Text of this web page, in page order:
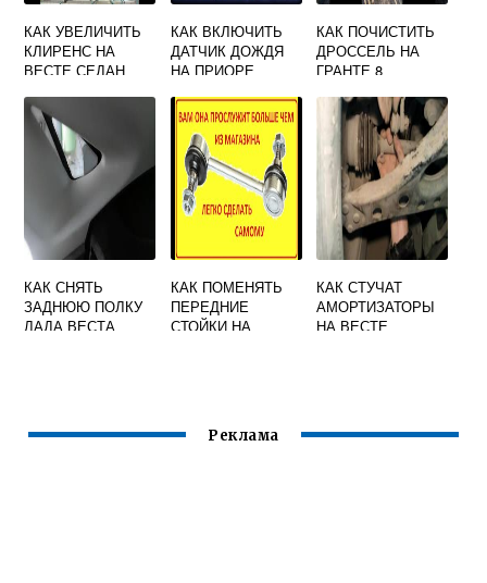
КАК УВЕЛИЧИТЬ
КЛИРЕНС НА
ВЕСТЕ СЕДАН
КАК ВКЛЮЧИТЬ
ДАТЧИК ДОЖДЯ
НА ПРИОРЕ
КАК ПОЧИСТИТЬ
ДРОССЕЛЬ НА
ГРАНТЕ 8
СНИМАЯ
КАК СНЯТЬ
ЗАДНЮЮ ПОЛКУ
ЛАДА ВЕСТА
КАК ПОМЕНЯТЬ
ПЕРЕДНИЕ
СТОЙКИ НА
КАК СТУЧАТ
АМОРТИЗАТОРЫ
НА ВЕСТЕ
Реклама